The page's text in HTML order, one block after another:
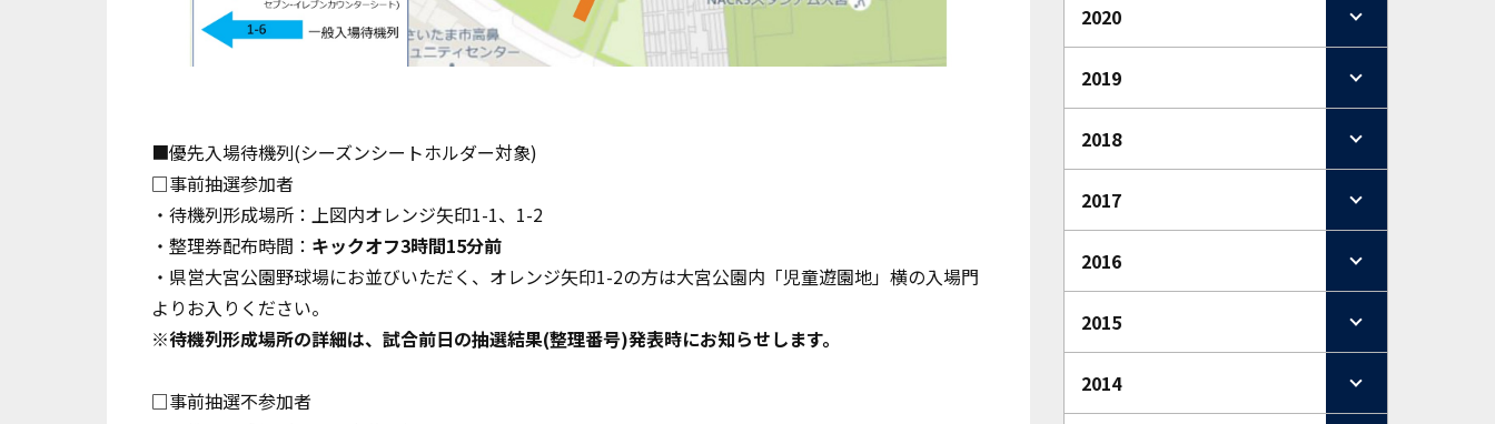
■優先入場待機列(シーズンシートホルダー対象)
□事前抽選参加者
・待機列形成場所：上図内オレンジ矢印1-1、1-2
・整理券配布時間： キックオフ3時間15分前
・県営大宮公園野球場にお並びいただく、オレンジ矢印1-2の方は大宮公園内「児童遊園地」横の入場門
よりお入りください。
※待機列形成場所の詳細は、試合前日の抽選結果(整理番号)発表時にお知らせします。
□事前抽選不参加者
2020
2019
2018
2017
2016
2015
2014